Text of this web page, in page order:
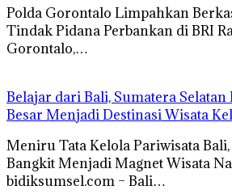
Polda Gorontalo Limpahkan
Tindak Pidana Perbankan di BRI
Gorontalo,…
Belajar dari Bali, Sumatera Selatan
Besar Menjadi Destinasi Wisata
Meniru Tata Kelola Pariwisata Bali,
Bangkit Menjadi Magnet Wisata
bidiksumsel.com – Bali…